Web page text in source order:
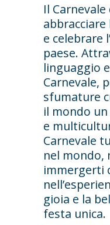
Il Carnevale
e celebrare
paese.
linguaggio
Carnevale,
sfumature
il mondo
e
Carnevale
nel mondo,
immergerti
gioia e la
festa unica.